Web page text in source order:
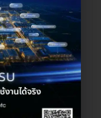
บทความ
2023 โซลูชันที่
ร ให้การขายเป็น